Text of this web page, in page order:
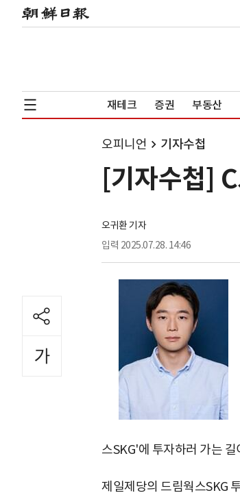
재테크 증권 부동산
오피니언 기자수첩
[기자수첩]
오귀환 기자
입력 2025.07.28. 14:46
스SKG'에 투자하러 가는 길
제일제당의 드림웍스SKG